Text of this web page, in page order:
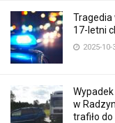
Tragedia
17-letni
2025-10-
w
trafiło